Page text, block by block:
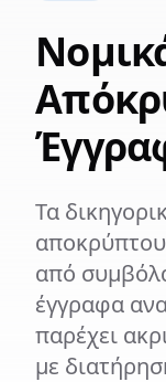
Τα
από
έγγραφα
παρέχει
με